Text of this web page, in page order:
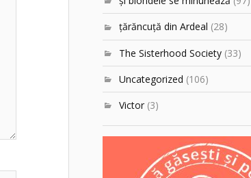
ţărăncuţă din Ardeal (28)
The Sisterhood Society (33)
Uncategorized (106)
Victor (3)